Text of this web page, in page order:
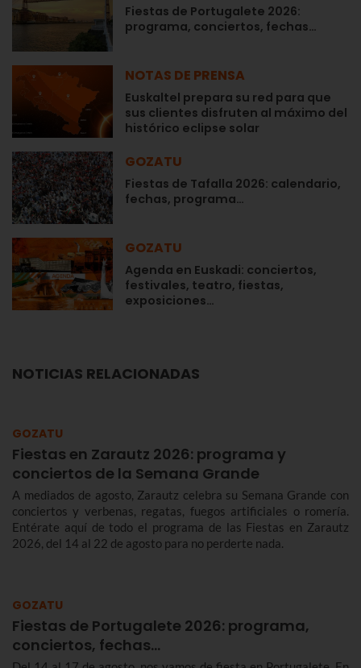
Fiestas de Portugalete 2026:
programa, conciertos, fechas…
NOTAS DE PRENSA
Euskaltel prepara su red para que
sus clientes disfruten al máximo del
histórico eclipse solar
GOZATU
Fiestas de Tafalla 2026: calendario,
fechas, programa…
GOZATU
Agenda en Euskadi: conciertos,
festivales, teatro, fiestas,
exposiciones…
NOTICIAS RELACIONADAS
GOZATU
Fiestas en Zarautz 2026: programa y
conciertos de la Semana Grande
A mediados de agosto, Zarautz celebra su Semana Grande con
conciertos y verbenas, regatas, fuegos artificiales o romería.
Entérate aquí de todo el programa de las Fiestas en Zarautz
2026, del 14 al 22 de agosto para no perderte nada.
GOZATU
Fiestas de Portugalete 2026: programa,
conciertos, fechas…